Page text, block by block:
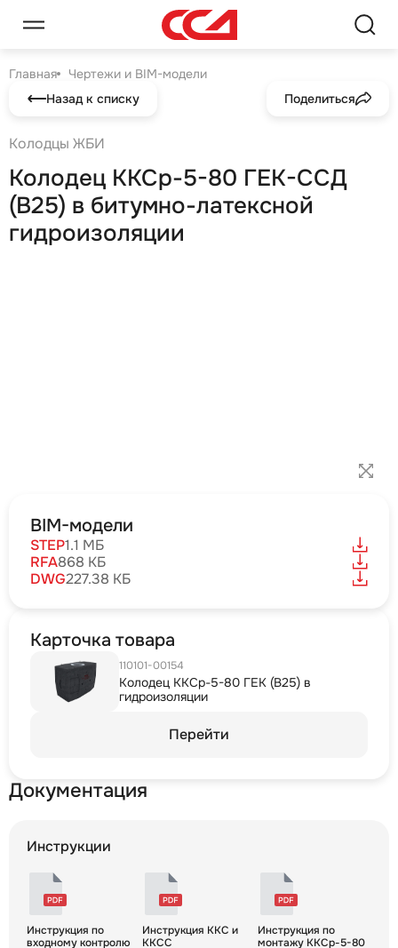
Главная
Чертежи и BIM-модели
Назад к списку
Поделиться
Колодцы ЖБИ
Колодец ККСр-5-80 ГЕК-ССД
(В25) в битумно-латексной
гидроизоляции
BIM-модели
STEP1.1 МБ
RFA868 КБ
DWG227.38 КБ
Карточка товара
110101-00154
Колодец ККСр-5-80 ГЕК (B25) в
гидроизоляции
Перейти
Документация
Инструкции
Инструкция по
входному контролю
Инструкция ККС и
ККСС
Инструкция по
монтажу ККСр-5-80